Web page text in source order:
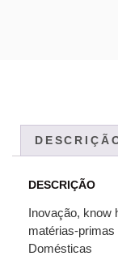
DESCRIÇÃO
Inovação, know
matérias-
Domésticas